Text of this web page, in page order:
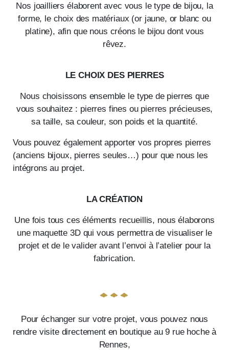
Nos joailliers élaborent avec vous le type de bijou, la
forme, le choix des matériaux (or jaune, or blanc ou
platine), afin que nous créons le bijou dont vous
rêvez.
LE CHOIX DES PIERRES
Nous choisissons ensemble le type de pierres que
vous souhaitez : pierres fines ou pierres précieuses,
sa taille, sa couleur, son poids et la quantité.
Vous pouvez également apporter vos propres pierres
(anciens bijoux, pierres seules…) pour que nous les
intégrons au projet.
LA CRÉATION
Une fois tous ces éléments recueillis, nous élaborons
une maquette 3D qui vous permettra de visualiser le
projet et de le valider avant l’envoi à l’atelier pour la
fabrication.
Pour échanger sur votre projet, vous pouvez nous
rendre visite directement en boutique au 9 rue hoche à
Rennes,